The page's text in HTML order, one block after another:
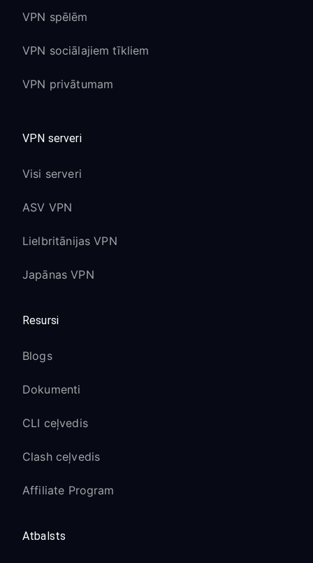
VPN spēlēm
VPN sociālajiem tīkliem
VPN privātumam
VPN serveri
Visi serveri
ASV VPN
Lielbritānijas VPN
Japānas VPN
Resursi
Blogs
Dokumenti
CLI ceļvedis
Clash ceļvedis
Affiliate Program
Atbalsts